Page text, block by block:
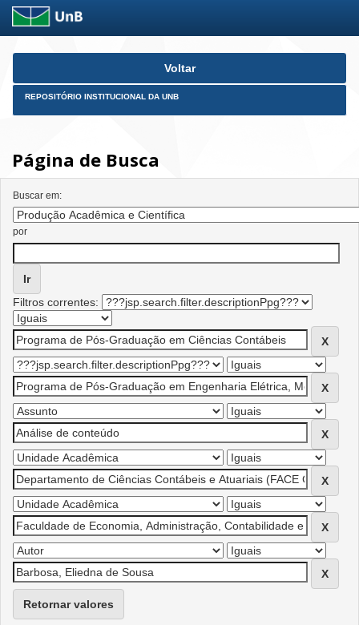
Skip
Voltar
REPOSITÓRIO INSTITUCIONAL DA UNB
Página de Busca
Buscar em:
por
Filtros correntes:
Retornar valores